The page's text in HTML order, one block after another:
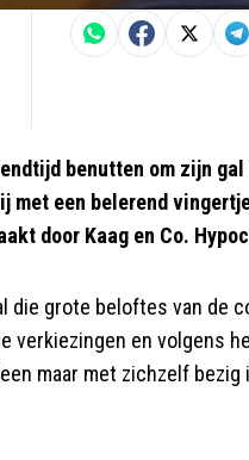
benutten om zijn
met een belerend
door Kaag en Co.
die grote beloftes van de
en volgens
maar met zichzelf bezig